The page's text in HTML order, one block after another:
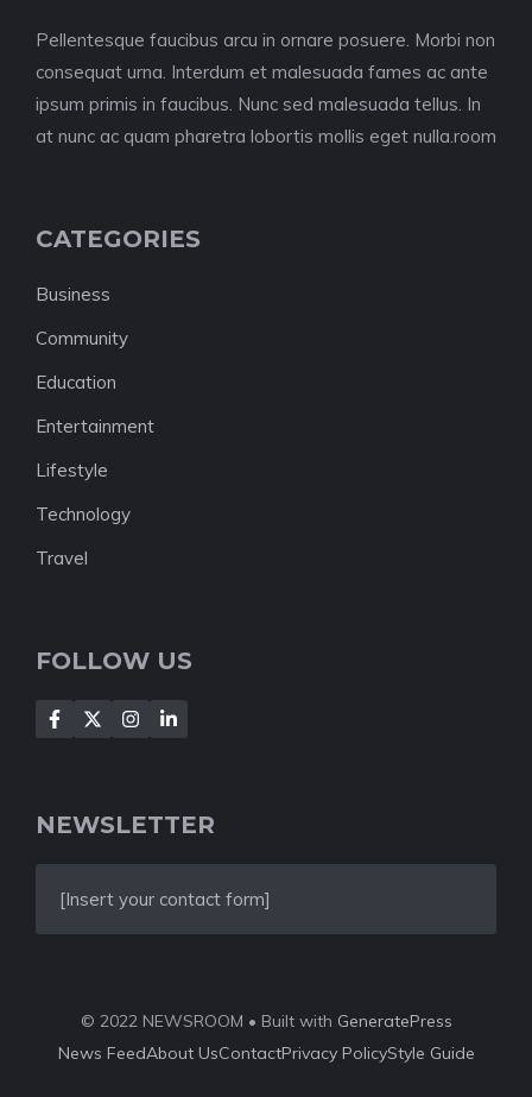
Pellentesque faucibus arcu in ornare posuere. Morbi non
consequat urna. Interdum et malesuada fames ac ante
ipsum primis in faucibus. Nunc sed malesuada tellus. In
at nunc ac quam pharetra lobortis mollis eget nulla.room
CATEGORIES
Business
Community
Education
Entertainment
Lifestyle
Technology
Travel
FOLLOW US
NEWSLETTER
[Insert your contact form]
© 2022 NEWSROOM • Built with GeneratePress
News FeedAbout UsContactPrivacy PolicyStyle Guide